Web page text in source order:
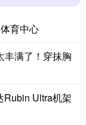
育中心
丰满了！穿抹胸
Rubin Ultra机架